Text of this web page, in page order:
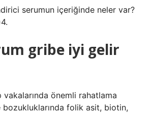
serumun içeriğinde neler var?
gribe iyi gelir
önemli rahatlama
bozukluklarında folik asit, biotin,